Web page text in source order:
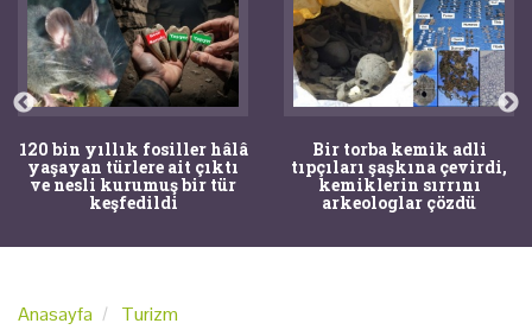
120 bin yıllık fosiller hâlâ
yaşayan türlere ait çıktı
ve nesli kurumuş bir tür
keşfedildi
Bir torba kemik adli
tıpçıları şaşkına çevirdi,
kemiklerin sırrını
arkeologlar çözdü
Anasayfa Turizm